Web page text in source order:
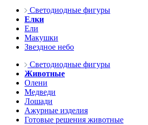
Светодиодные фигуры
Елки
Ели
Макушки
Звездное небо
Светодиодные фигуры
Животные
Олени
Медведи
Лошади
Ажурные изделия
Готовые решения животные